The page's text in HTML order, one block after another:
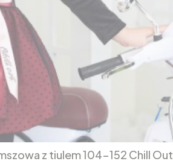
z tiulem 104-152 Chill Out